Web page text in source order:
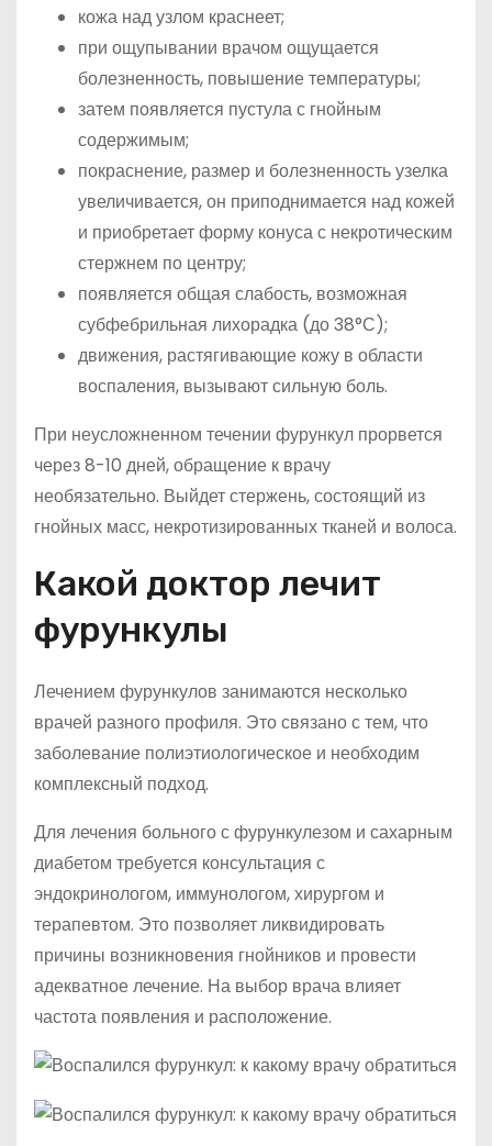
кожа над узлом краснеет;
при ощупывании врачом ощущается
болезненность, повышение температуры;
затем появляется пустула с гнойным
содержимым;
покраснение, размер и болезненность узелка
увеличивается, он приподнимается над кожей
и приобретает форму конуса с некротическим
стержнем по центру;
появляется общая слабость, возможная
субфебрильная лихорадка (до 38°С);
движения, растягивающие кожу в области
воспаления, вызывают сильную боль.
При неусложненном течении фурункул прорвется
через 8-10 дней, обращение к врачу
необязательно. Выйдет стержень, состоящий из
гнойных масс, некротизированных тканей и волоса.
Какой доктор лечит
фурункулы
Лечением фурункулов занимаются несколько
врачей разного профиля. Это связано с тем, что
заболевание полиэтиологическое и необходим
комплексный подход.
Для лечения больного с фурункулезом и сахарным
диабетом требуется консультация с
эндокринологом, иммунологом, хирургом и
терапевтом. Это позволяет ликвидировать
причины возникновения гнойников и провести
адекватное лечение. На выбор врача влияет
частота появления и расположение.